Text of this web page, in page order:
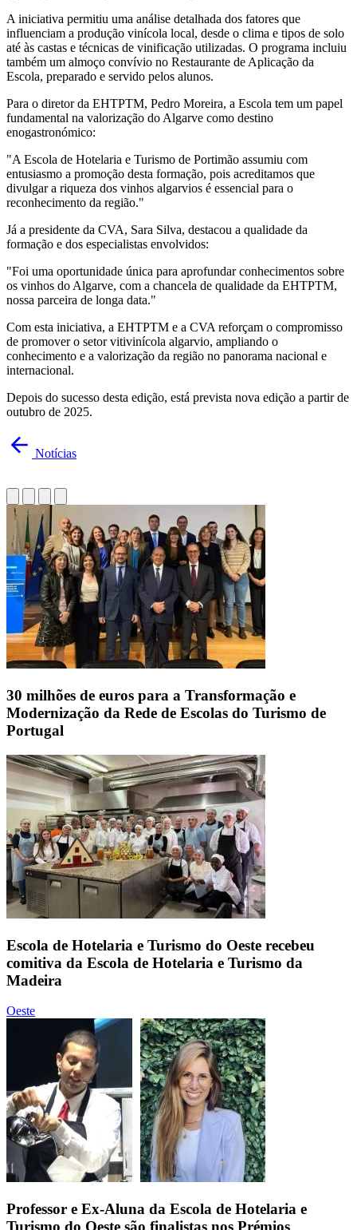
A iniciativa permitiu uma análise detalhada dos fatores que
influenciam a produção vinícola local, desde o clima e tipos de solo
até às castas e técnicas de vinificação utilizadas. O programa incluiu
também um almoço convívio no Restaurante de Aplicação da
Escola, preparado e servido pelos alunos.
Para o diretor da EHTPTM, Pedro Moreira, a Escola tem um papel
fundamental na valorização do Algarve como destino
enogastronómico:
"A Escola de Hotelaria e Turismo de Portimão assumiu com
entusiasmo a promoção desta formação, pois acreditamos que
divulgar a riqueza dos vinhos algarvios é essencial para o
reconhecimento da região."
Já a presidente da CVA, Sara Silva, destacou a qualidade da
formação e dos especialistas envolvidos:
"Foi uma oportunidade única para aprofundar conhecimentos sobre
os vinhos do Algarve, com a chancela de qualidade da EHTPTM,
nossa parceira de longa data."
Com esta iniciativa, a EHTPTM e a CVA reforçam o compromisso
de promover o setor vitivinícola algarvio, ampliando o
conhecimento e a valorização da região no panorama nacional e
internacional.
Depois do sucesso desta edição, está prevista nova edição a partir de
outubro de 2025.
Notícias
30 milhões de euros para a Transformação e
Modernização da Rede de Escolas do Turismo de
Portugal
Escola de Hotelaria e Turismo do Oeste recebeu
comitiva da Escola de Hotelaria e Turismo da
Madeira
Oeste
Professor e Ex-Aluna da Escola de Hotelaria e
Turismo do Oeste são finalistas nos Prémios